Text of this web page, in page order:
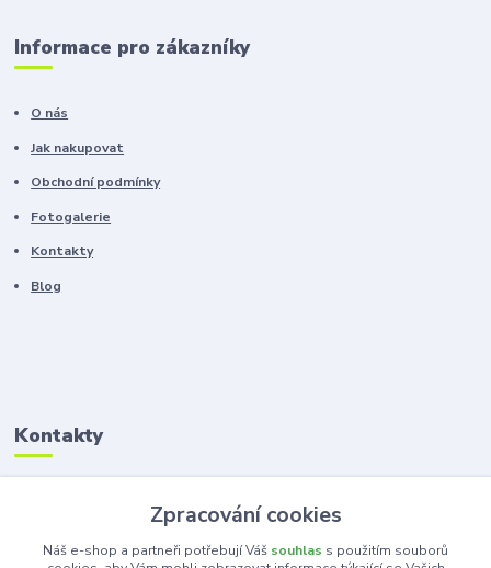
Informace pro zákazníky
O nás
Jak nakupovat
Obchodní podmínky
Fotogalerie
Kontakty
Blog
Kontakty
Zákaznická podpora
+420 603 100 966
(Po-Pá, 8-16 hod.)
Zpracování cookies
Náš e-shop a partneři potřebují Váš souhlas s použitím souborů